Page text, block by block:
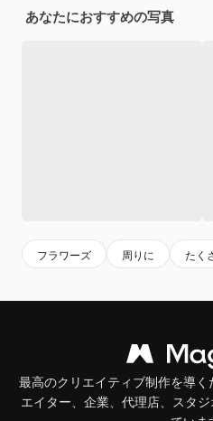
あなたにおすすめの写真
フラワーズ 周りに たく
最高のクリエイティブ制作を導
エイター、企業、代理店、スタ